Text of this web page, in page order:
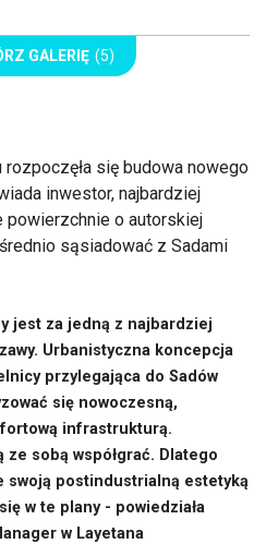
GALERIĘ (5)
się budowa nowego
inwestor, najbardziej
o autorskiej
sąsiadować z Sadami
jest za jedną z najbardziej
Urbanistyczna koncepcja
przylegająca do Sadów
się nowoczesną,
infrastrukturą.
sobą współgrać. Dlatego
swoją postindustrialną estetyką
w te plany - powiedziała
w Layetana